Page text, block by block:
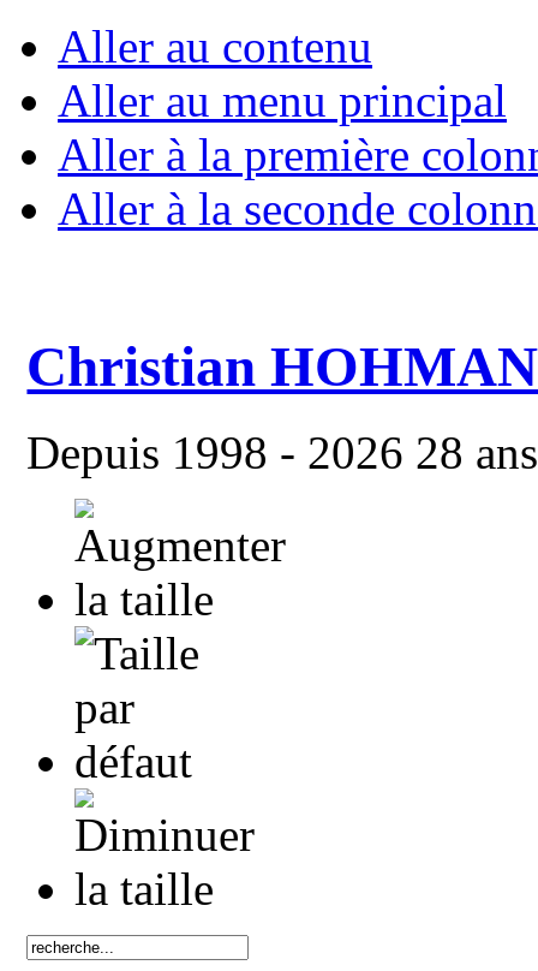
Aller au contenu
Aller au menu principal
Aller à la première
Aller à la seconde
Christian
Depuis 1998 - 2026 28